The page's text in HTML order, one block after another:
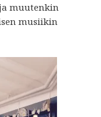
muutenkin
musiikin